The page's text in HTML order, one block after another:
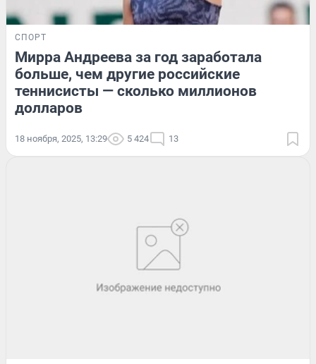
СПОРТ
Мирра Андреева за год заработала
больше, чем другие российские
теннисисты — сколько миллионов
долларов
18 ноября, 2025, 13:29 5 424 13